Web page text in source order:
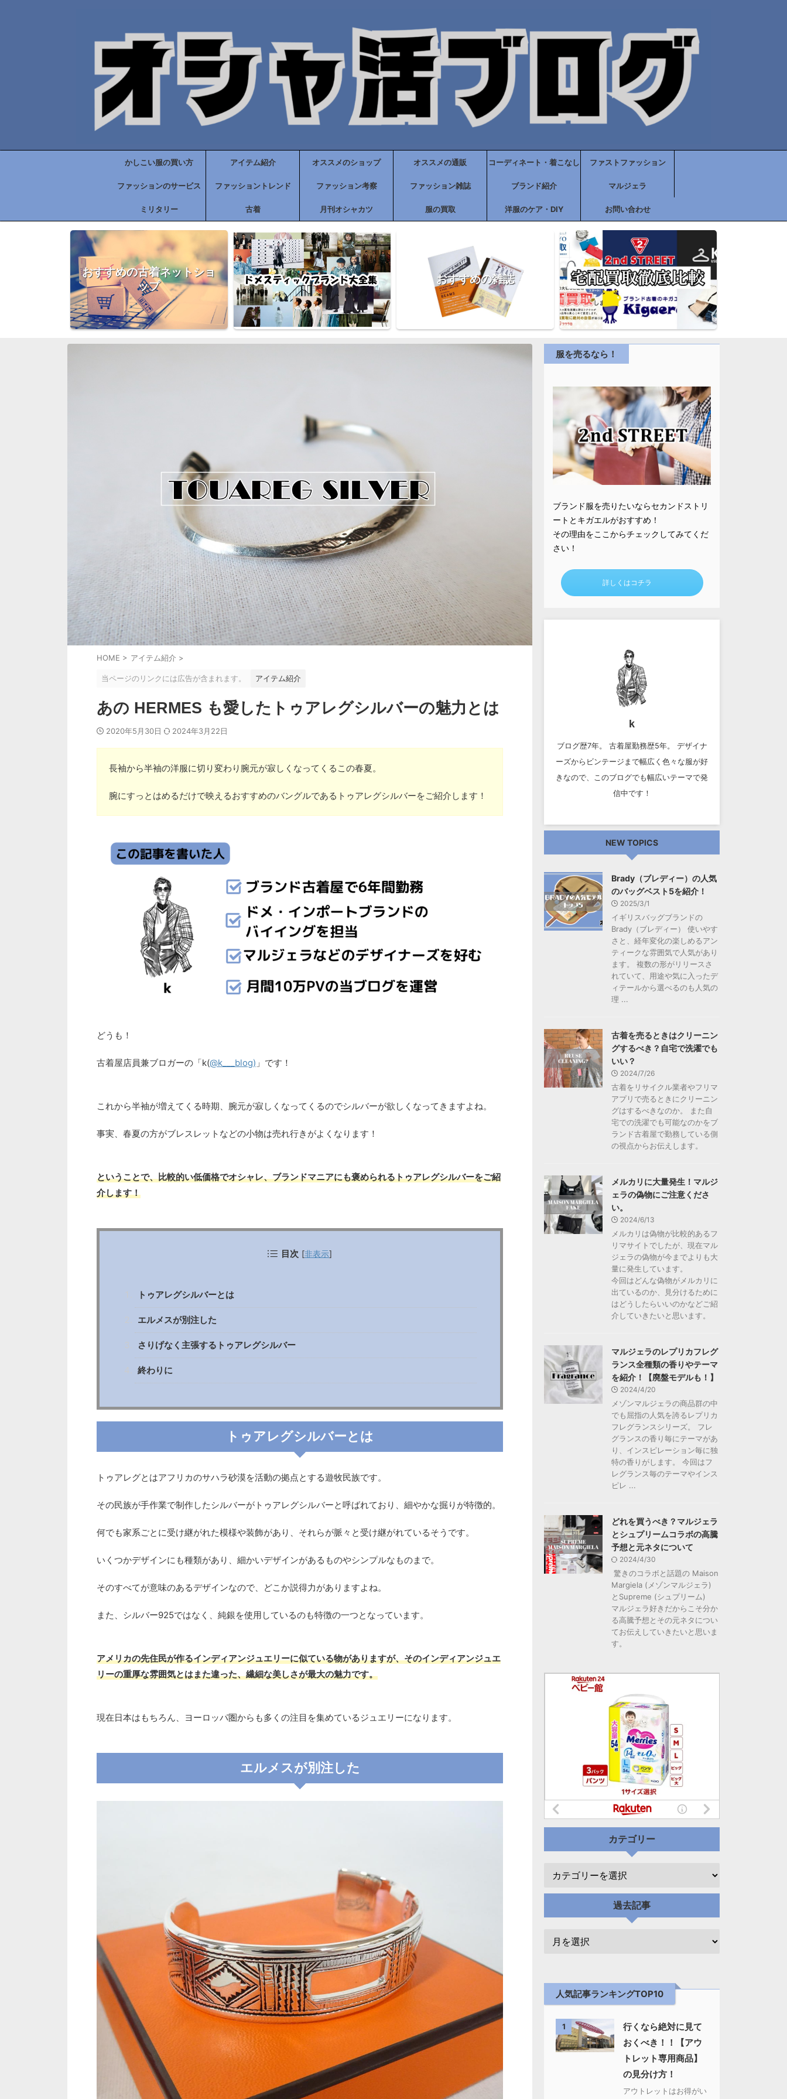
かしこい服の買い方 アイテム紹介 オススメのショップ オススメの通販 コーディネート・着こなし ファストファッション
ファッションのサービス ファッショントレンド ファッション考察 ファッション雑誌 ブランド紹介 マルジェラ
ミリタリー 古着 月刊オシャカツ 服の買取 洋服のケア・DIY お問い合わせ
おすすめの古着ネットショ
ップ
おすすめの雑誌
HOME > アイテム紹介 >
当ページのリンクには広告が含まれます。 アイテム紹介
あの HERMES も愛したトゥアレグシルバーの魅力とは
2020年5月30日 2024年3月22日
長袖から半袖の洋服に切り変わり腕元が寂しくなってくるこの春夏。
腕にすっとはめるだけで映えるおすすめのバングルであるトゥアレグシルバーをご紹介します！
どうも！
古着屋店員兼ブロガーの「k(@k___blog) 」です！
これから半袖が増えてくる時期、腕元が寂しくなってくるのでシルバーが欲しくなってきますよね。
事実、春夏の方がブレスレットなどの小物は売れ行きがよくなります！
ということで、比較的い低価格でオシャレ、ブランドマニアにも褒められるトゥアレグシルバーをご紹
介します！
目次 [非表示]
トゥアレグシルバーとは
エルメスが別注した
さりげなく主張するトゥアレグシルバー
終わりに
トゥアレグシルバーとは
トゥアレグとはアフリカのサハラ砂漠を活動の拠点とする遊牧民族です。
その民族が手作業で制作したシルバーがトゥアレグシルバーと呼ばれており、細やかな掘りが特徴的。
何でも家系ごとに受け継がれた模様や装飾があり、それらが脈々と受け継がれているそうです。
いくつかデザインにも種類があり、細かいデザインがあるものやシンプルなものまで。
そのすべてが意味のあるデザインなので、どこか説得力がありますよね。
また、シルバー925ではなく、純銀を使用しているのも特徴の一つとなっています。
アメリカの先住民が作るインディアンジュエリーに似ている物がありますが、そのインディアンジュエ
リーの重厚な雰囲気とはまた違った、繊細な美しさが最大の魅力です。
現在日本はもちろん、ヨーロッパ圏からも多くの注目を集めているジュエリーになります。
エルメスが別注した
服を売るなら！
ブランド服を売りたいならセカンドストリ
ートとキガエルがおすすめ！
その理由をここからチェックしてみてくだ
さい！
詳しくはコチラ
k
ブログ歴7年。 古着屋勤務歴5年。 デザイナ
ーズからビンテージまで幅広く色々な服が好
きなので、このブログでも幅広いテーマで発
信中です！
NEW TOPICS
Brady（ブレディー）の人気
のバッグベスト5を紹介！
2025/3/1
イギリスバッグブランドの
Brady（ブレディー） 使いやす
さと、経年変化の楽しめるアン
ティークな雰囲気で人気があり
ます。 複数の形がリリースさ
れていて、用途や気に入ったデ
ィテールから選べるのも人気の
理 ...
古着を売るときはクリーニン
グするべき？自宅で洗濯でも
いい？
2024/7/26
古着をリサイクル業者やフリマ
アプリで売るときにクリーニン
グはするべきなのか。 また自
宅での洗濯でも可能なのかをブ
ランド古着屋で勤務している側
の視点からお伝えします。
メルカリに大量発生！マルジ
ェラの偽物にご注意くださ
い。
2024/6/13
メルカリは偽物が比較的あるフ
リマサイトでしたが、現在マル
ジェラの偽物が今までよりも大
量に発生しています。
今回はどんな偽物がメルカリに
出ているのか、見分けるために
はどうしたらいいのかなどご紹
介していきたいと思います。
マルジェラのレプリカフレグ
ランス全種類の香りやテーマ
を紹介！【廃盤モデルも！】
2024/4/20
メゾンマルジェラの商品群の中
でも屈指の人気を誇るレプリカ
フレグランスシリーズ。 フレ
グランスの香り毎にテーマがあ
り、インスピレーション毎に独
特の香りがします。 今回はフ
レグランス毎のテーマやインス
ピレ ...
どれを買うべき？マルジェラ
とシュプリームコラボの高騰
予想と元ネタについて
2024/4/30
驚きのコラボと話題の Maison
Margiela (メゾンマルジェラ)
とSupreme (シュプリーム)
マルジェラ好きだからこそ分か
る高騰予想とその元ネタについ
てお伝えしていきたいと思いま
す。
カテゴリー
過去記事
人気記事ランキングTOP10
1
行くなら絶対に見て
おくべき！！【アウ
トレット専用商品】
の見分け方！
アウトレットはお得がい